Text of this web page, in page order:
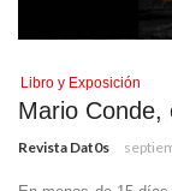
Libro y Exposición
Mario Conde,
Revista Dat0s